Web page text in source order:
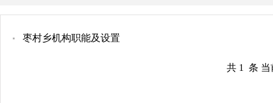
枣村乡机构职能及设置
共 1 条